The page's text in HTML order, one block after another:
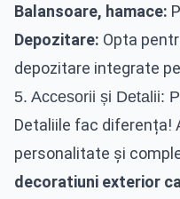
Balansoare, hamace:
Depozitare: Opta
depozitare integrate
5. Accesorii și Detalii:
Detaliile fac diferența!
personalitate și
decoratiuni exterior